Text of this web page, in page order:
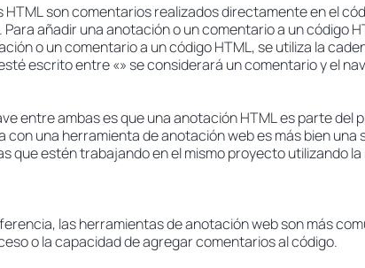
HTML son comentarios realizados directamente en el
Para añadir una anotación o un comentario a un código
o un comentario a un código HTML, se utiliza la
escrito entre «» se considerará un comentario y el
entre ambas es que una anotación HTML es parte del
con una herramienta de anotación web es más bien una
que estén trabajando en el mismo proyecto utilizando
las herramientas de anotación web son más
o la capacidad de agregar comentarios al código.